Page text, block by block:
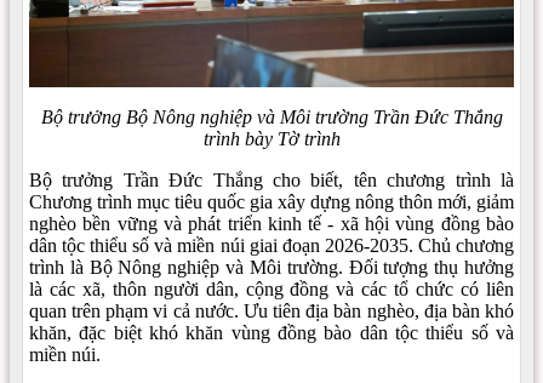
Bộ trưởng Bộ Nông nghiệp và Môi trường Trần Đức Thắng
trình bày Tờ trình
Bộ trưởng Trần Đức Thắng cho biết, tên chương trình là
Chương trình mục tiêu quốc gia xây dựng nông thôn mới, giảm
nghèo bền vững và phát triển kinh tế - xã hội vùng đồng bào
dân tộc thiểu số và miền núi giai đoạn 2026-2035. Chủ chương
trình là Bộ Nông nghiệp và Môi trường. Đối tượng thụ hưởng
là các xã, thôn người dân, cộng đồng và các tổ chức có liên
quan trên phạm vi cả nước. Ưu tiên địa bàn nghèo, địa bàn khó
khăn, đặc biệt khó khăn vùng đồng bào dân tộc thiểu số và
miền núi.